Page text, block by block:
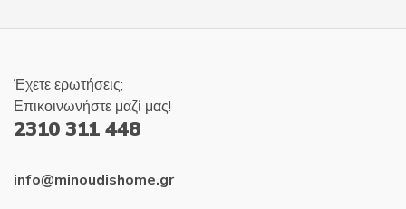
Έχετε ερωτήσεις;
Επικοινωνήστε μαζί μας!
2310 311 448
info@minoudishome.gr